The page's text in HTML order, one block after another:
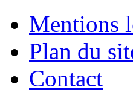
Mentions
Plan du
Contact